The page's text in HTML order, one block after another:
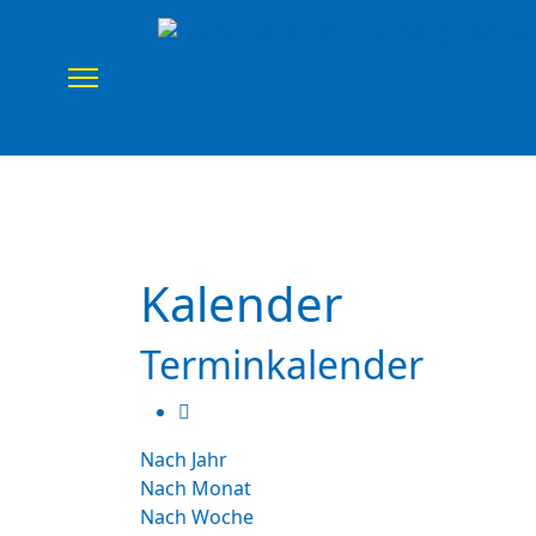
Kalender
Terminkalender
Nach Jahr
Nach Monat
Nach Woche